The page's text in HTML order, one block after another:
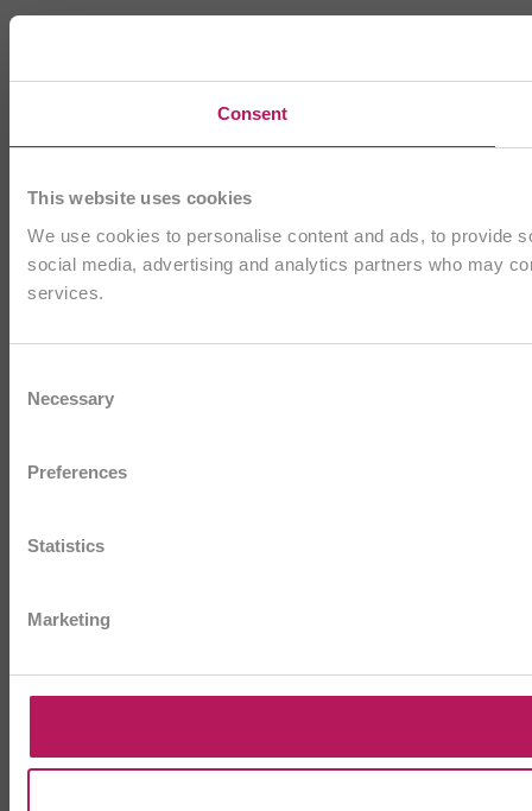
Consent
This website uses cookies
We use cookies to personalise content and ads, to provide
social media, advertising and analytics partners who may
services.
Selection
Necessary
Preferences
Statistics
Marketing